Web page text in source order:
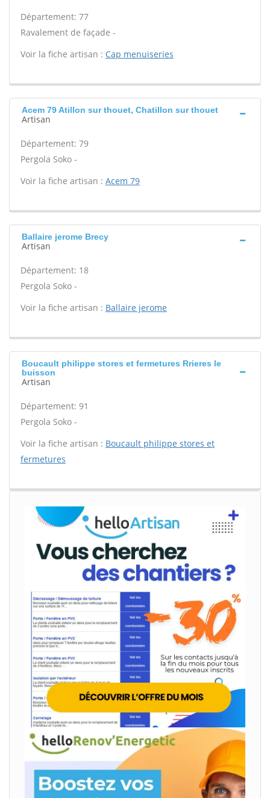
Département: 77
Ravalement de façade -
Voir la fiche artisan : Cap menuiseries
Acem 79 Atillon sur thouet, Chatillon sur thouet
Artisan
Département: 79
Pergola Soko -
Voir la fiche artisan : Acem 79
Ballaire jerome Brecy
Artisan
Département: 18
Pergola Soko -
Voir la fiche artisan : Ballaire jerome
Boucault philippe stores et fermetures Rrieres le
buisson
Artisan
Département: 91
Pergola Soko -
Voir la fiche artisan : Boucault philippe stores et
fermetures